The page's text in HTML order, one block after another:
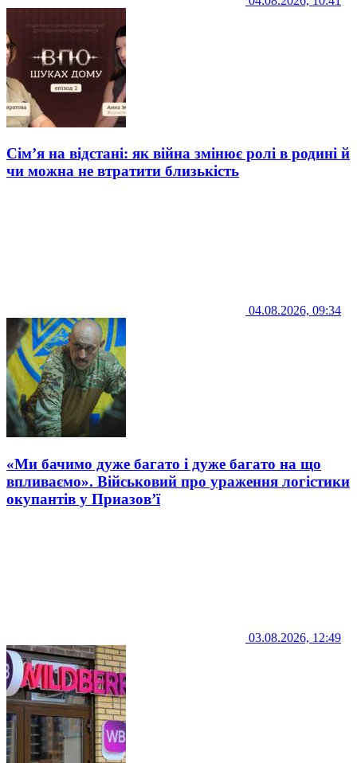
Сім’я на відстані: як війна змінює ролі в родині й
чи можна не втратити близькість
04.08.2026, 09:34
«Ми бачимо дуже багато і дуже багато на що
впливаємо». Військовий про ураження логістики
окупантів у Приазов’ї
03.08.2026, 12:49